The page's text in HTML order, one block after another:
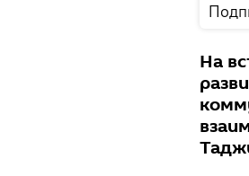
На